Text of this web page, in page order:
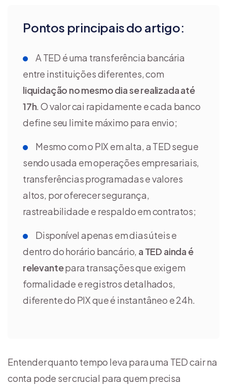
Pontos principais do artigo:
A TED é uma transferência bancária
entre instituições diferentes, com
liquidação no mesmo dia se realizada até
17h. O valor cai rapidamente e cada banco
define seu limite máximo para envio;
Mesmo com o PIX em alta, a TED segue
sendo usada em operações empresariais,
transferências programadas e valores
altos, por oferecer segurança,
rastreabilidade e respaldo em contratos;
Disponível apenas em dias úteis e
dentro do horário bancário, a TED ainda é
relevantepara transações que exigem
formalidade e registros detalhados,
diferente do PIX que é instantâneo e 24h.
Entender quanto tempo leva para uma TED cair na
conta pode ser crucial para quem precisa